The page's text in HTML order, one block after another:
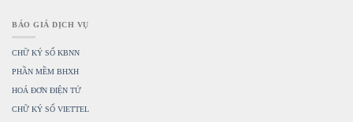
BÁO GIÁ DỊCH VỤ
CHỮ KÝ SỐ KBNN
PHẦN MỀM BHXH
HOÁ ĐƠN ĐIỆN TỬ
CHỮ KÝ SỐ VIETTEL